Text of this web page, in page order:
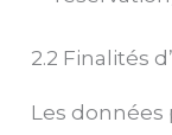
2.2 Finalités
Les données